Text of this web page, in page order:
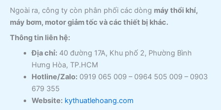
Ngoài ra, công ty còn phân phối các dòng máy thổi khí,
máy bơm, motor giảm tốc và các thiết bị khác.
Thông tin liên hệ:
Địa chỉ:40 đường 17A, Khu phố 2, Phường Bình
Hưng Hòa, TP.HCM
Hotline/Zalo:0919 065 009 – 0964 505 009 – 0903
679 355
Website: kythuatlehoang.com